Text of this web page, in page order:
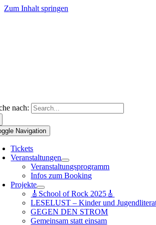
Zum Inhalt springen
nach:
Navigation
Tickets
Veranstaltungen
Veranstaltungsprogramm
Infos zum Booking
Projekte
🎸School of Rock 2025🎸
LESELUST – Kinder und
GEGEN DEN STROM
Gemeinsam statt einsam